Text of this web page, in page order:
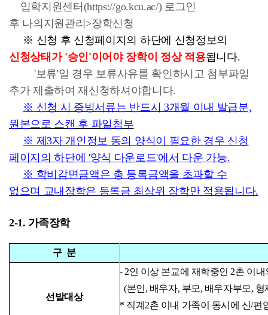
입학지원센터(https://go.kcu.ac/) 로그인
후 나의지원관리>장학신청
※ 신청 후 신청페이지의 하단에 신청정보의
신청상태가 '승인'이어야 장학이 정상 적용됩니다.
'보류'일 경우 보류사유를 확인하시고 첨부파일
추가 제출하여 재신청하셔야합니다.
※ 신청 시 증빙서류는 반드시 3개월 이내 발급분,
원본으로 스캔 후 파일첨부
※ 제3자 개인정보 동의 양식이 필요한 경우 신청
페이지의 하단에 '양식 다운로드'에서 다운 가능.
※ 학비감면금액은 총 등록금액을 초과할 수
없으며 교내장학은 등록금 최상위 장학만 적용됩니다.
2-1. 가족장학
구 분
선발대상
- 2인 이상 본교에 재학중인 2촌 이내
(본인, 배우자, 부모 , 배우자부모 , 형
* 직계2촌 이내 가족이 동시에 신/편